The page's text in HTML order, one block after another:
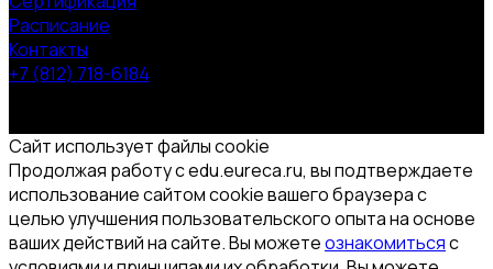
Расписание
Контакты
+7 (812) 718-6184
Сайт использует файлы cookie
Продолжая работу с edu.eureca.ru, вы подтверждаете
использование сайтом cookie вашего браузера с
целью улучшения пользовательского опыта на основе
ваших действий на сайте. Вы можетеознакомитьсяс